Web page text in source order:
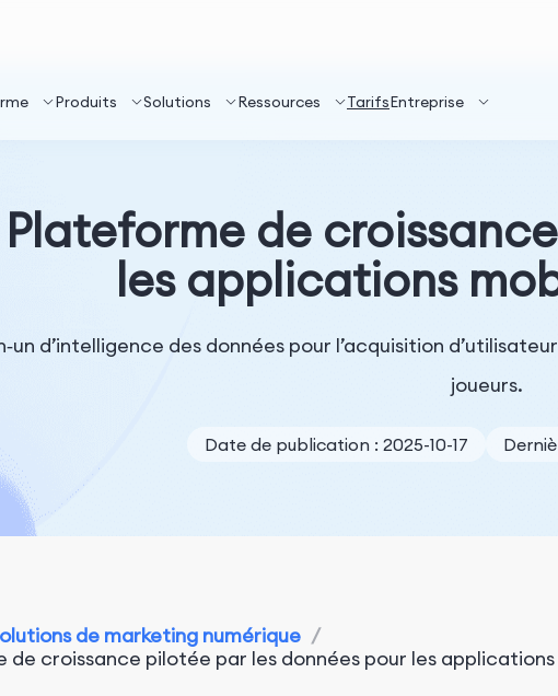
Produits Solutions Ressources TarifsEntreprise
Plateforme de
les applications
d’intelligence des données pour l’acquisition
joueurs.
Date de publication : 2025-10-17
de marketing numérique /
de croissance pilotée par les données pour les